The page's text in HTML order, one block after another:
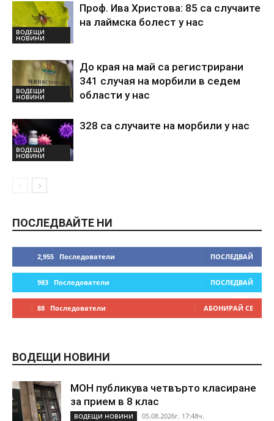
ВОДЕЩИ
НОВИНИ
Проф. Ива Христова: 85 са случаите
на лаймска болест у нас
ВОДЕЩИ
НОВИНИ
До края на май са регистрирани
341 случая на морбили в седем
области у нас
ВОДЕЩИ
НОВИНИ
328 са случаите на морбили у нас
ПОСЛЕДВАЙТЕ НИ
2,955 Последователи ПОСЛЕДВАЙ
983 Последователи ПОСЛЕДВАЙ
88 Последователи АБОНИРАЙ СЕ
ВОДЕЩИ НОВИНИ
МОН публикува четвърто класиране
за прием в 8 клас
ВОДЕЩИ НОВИНИ 05.08.2026г. 17:48ч.